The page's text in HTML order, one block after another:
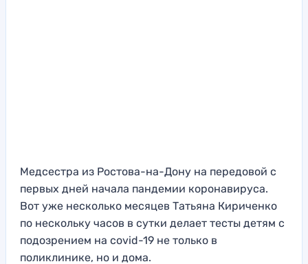
Медсестра из Ростова-на-Дону на передовой с
первых дней начала пандемии коронавируса.
Вот уже несколько месяцев Татьяна Кириченко
по нескольку часов в сутки делает тесты детям с
подозрением на covid-19 не только в
поликлинике, но и дома.